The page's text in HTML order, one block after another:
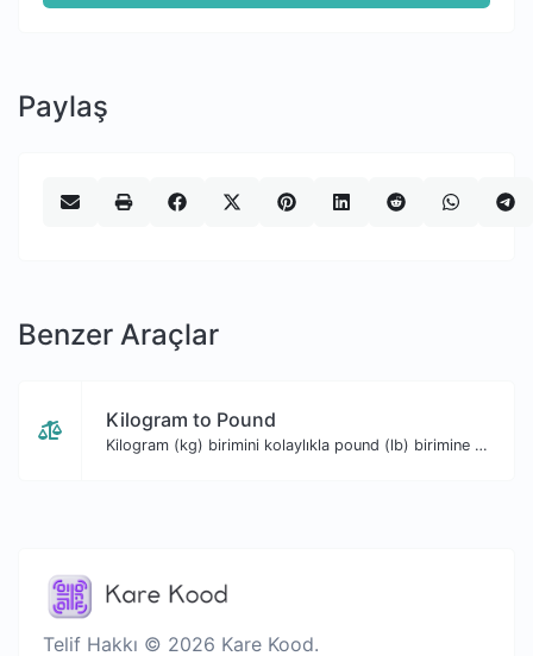
Paylaş
Benzer Araçlar
Kilogram to Pound
Kilogram (kg) birimini kolaylıkla pound (lb) birimine çevirin.
Telif Hakkı © 2026 Kare Kood.